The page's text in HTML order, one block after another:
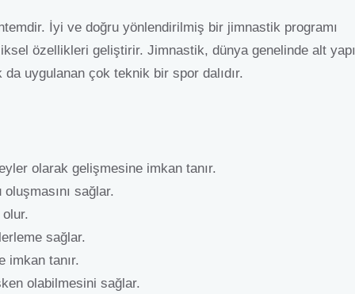
İyi ve doğru yönlendirilmiş bir jimnastik programı
özellikleri geliştirir. Jimnastik, dünya genelinde alt yapı
uygulanan çok teknik bir spor dalıdır.
olarak gelişmesine imkan tanır.
sağlar.
olur.
sağlar.
imkan tanır.
olabilmesini sağlar.